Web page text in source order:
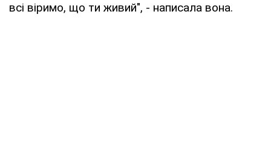
всі віримо, що ти живий", - написала вона.